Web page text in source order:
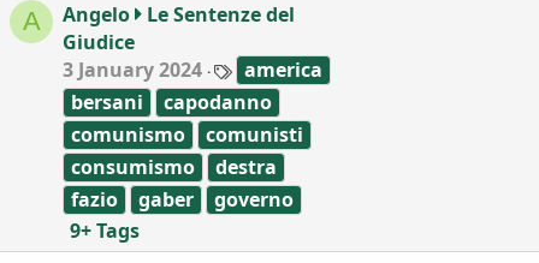
o
A Angelo
Le Sentenze del
Giudice
3 January 2024
T
a
g
s
america
bersani
capodanno
comunismo
comunisti
consumismo
destra
fazio
gaber
governo
9+ Tags